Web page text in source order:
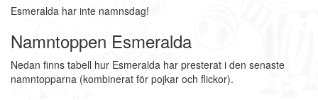
Esmeralda har inte namnsdag!
Namntoppen Esmeralda
Nedan finns tabell hur Esmeralda har presterat i den senaste
namntopparna (kombinerat för pojkar och flickor).